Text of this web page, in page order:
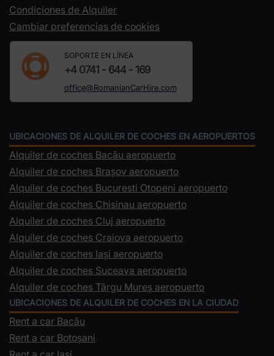
Condiciones de Alquiler
Cambiar preferencias de cookies
SOPORTE EN LÍNEA
+4 0741 - 644 - 169
office@RomanianCarHire.com
UBICACIONES DE ALQUILER DE COCHES EN AEROPUERTOS
Alquiler de coches Bacău aeropuerto
Alquiler de coches Brașov aeropuerto
Alquiler de coches Bucuresti Otopeni aeropuerto
Alquiler de coches Chisinau aeropuerto
Alquiler de coches Cluj aeropuerto
Alquiler de coches Craiova aeropuerto
Alquiler de coches Iași aeropuerto
Alquiler de coches Suceava aeropuerto
Alquiler de coches Târgu Mureș aeropuerto
UBICACIONES DE ALQUILER DE COCHES EN LA CIUDAD
Rent a car Bacău
Rent a car Botoșani